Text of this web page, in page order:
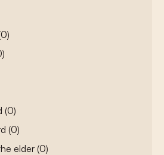
(0)
(0)
elder (0)